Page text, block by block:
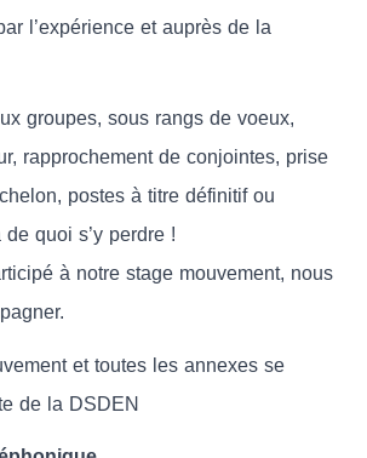
l’expérience et auprès de la
groupes, sous rangs de voeux,
rapprochement de conjointes, prise
postes à titre définitif ou
quoi s’y perdre !
à notre stage mouvement, nous
et toutes les annexes se
de la DSDEN